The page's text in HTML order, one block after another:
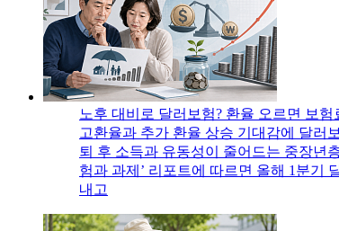
노후 대비로 달러보험? 환율 오르면 보험
고환율과 추가 환율 상승 기대감에 달러
퇴 후 소득과 유동성이 줄어드는 중장년
험과 과제’ 리포트에 따르면 올해 1분기
내고